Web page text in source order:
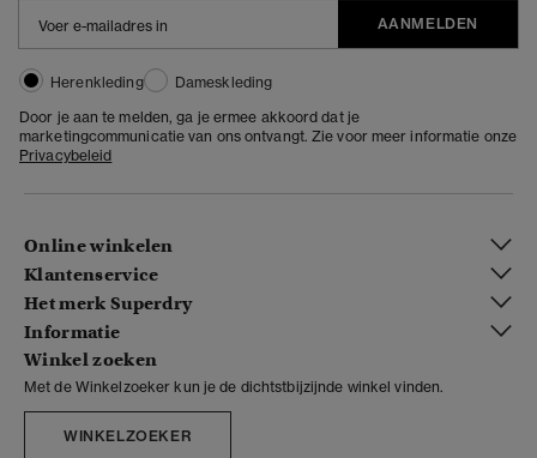
AANMELDEN
Herenkleding
Dameskleding
Door je aan te melden, ga je ermee akkoord dat je
marketingcommunicatie van ons ontvangt. Zie voor meer informatie onze
Privacybeleid
Online winkelen
Klantenservice
Het merk Superdry
Informatie
Winkel zoeken
Met de Winkelzoeker kun je de dichtstbijzijnde winkel vinden.
WINKELZOEKER